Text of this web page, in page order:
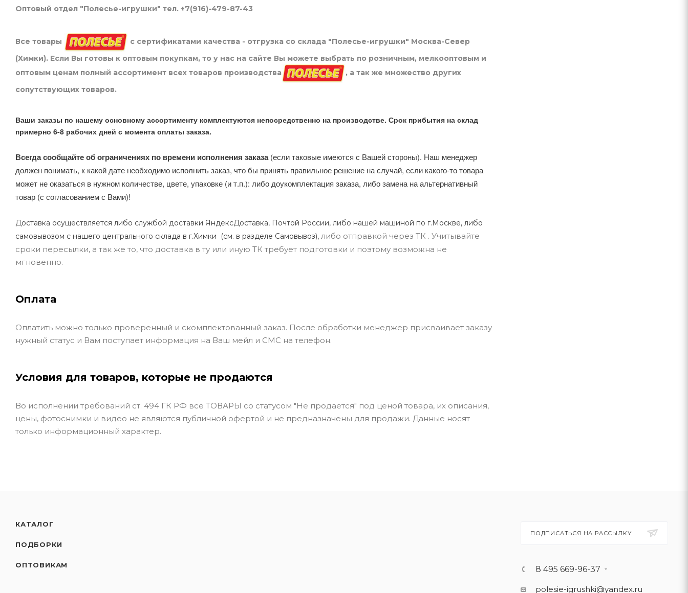
Оптовый отдел "Полесье-игрушки" тел. +7(916)-479-87-43
Все товары
с сертификатами качества - отгрузка со склада "Полесье-игрушки" Москва-Север
(Химки). Если Вы готовы к оптовым покупкам, то у нас на сайте Вы можете выбрать по розничным, мелкооптовым и
оптовым ценам полный ассортимент всех товаров производства
, а так же множество других
сопутствующих товаров.
Ваши заказы по нашему основному ассортименту комплектуются непосредственно на производстве. Срок прибытия на склад
примерно 6-8 рабочих дней с момента оплаты заказа.
Всегда сообщайте об ограничениях по времени исполнения заказа(если таковые имеются с Вашей стороны). Наш менеджер
должен понимать, к какой дате необходимо исполнить заказ, что бы принять правильное решение на случай, если какого-то товара
может не оказаться в нужном количестве, цвете, упаковке (и т.п.): либо доукомплектация заказа, либо замена на альтернативный
товар (с согласованием с Вами)!
Доставка осуществляется либо службой доставки ЯндексДоставка, Почтой России, либо нашей машиной по г.Москве, либо
самовывозом с нашего центрального склада в г.Химки (см. в разделе Самовывоз), либо отправкой через ТК . Учитывайте
сроки пересылки, а так же то, что доставка в ту или иную ТК требует подготовки и поэтому возможна не
мгновенно.
Оплата
Оплатить можно только проверенный и скомплектованный заказ. После обработки менеджер присваивает заказу
нужный статус и Вам поступает информация на Ваш мейл и СМС на телефон.
Условия для товаров, которые не продаются
Во исполнении требований ст. 494 ГК РФ все ТОВАРЫ со статусом "Не продается" под ценой товара, их описания,
цены, фотоснимки и видео не являются публичной офертой и не предназначены для продажи. Данные носят
только информационный характер.
КАТАЛОГ
ПОДБОРКИ
ОПТОВИКАМ
ПОДПИСАТЬСЯ НА РАССЫЛКУ
8 495 669-96-37
polesie-igrushki@yandex.ru